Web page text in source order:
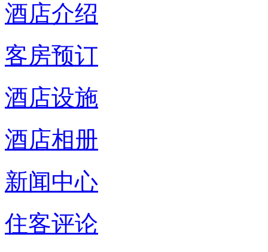
酒店介绍
客房预订
酒店设施
酒店相册
新闻中心
住客评论